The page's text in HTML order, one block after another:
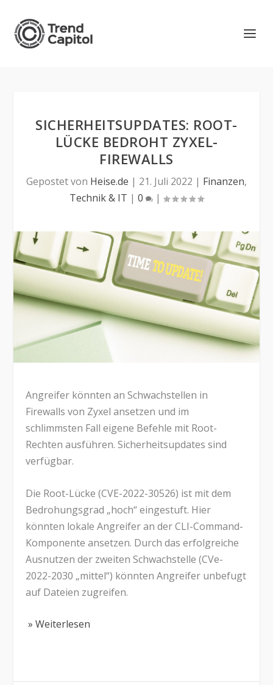
SICHERHEITSUPDATES: ROOT-
LÜCKE BEDROHT ZYXEL-
FIREWALLS
Gepostet von Heise.de | 21. Juli 2022 | Finanzen,
Technik & IT | 0 |
Angreifer könnten an Schwachstellen in
Firewalls von Zyxel ansetzen und im
schlimmsten Fall eigene Befehle mit Root-
Rechten ausführen. Sicherheitsupdates sind
verfügbar.
Die Root-Lücke (CVE-2022-30526) ist mit dem
Bedrohungsgrad „hoch“ eingestuft. Hier
könnten lokale Angreifer an der CLI-Command-
Komponente ansetzen. Durch das erfolgreiche
Ausnutzen der zweiten Schwachstelle (CVe-
2022-2030 „mittel“) könnten Angreifer unbefugt
auf Dateien zugreifen.
» Weiterlesen